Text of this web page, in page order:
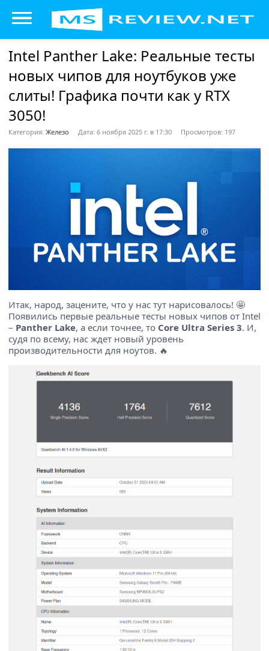
Intel Panther Lake: Реальные тесты
новых чипов для ноутбуков уже
слиты! Графика почти как у RTX
3050!
Категория: Железо Дата: 6 ноября 2025 г. в 17:30 Просмотров: 197
Итак, народ, зацените, что у нас тут нарисовалось! 🤩
Появились первые реальные тесты новых чипов от Intel
– Panther Lake, а если точнее, то Core Ultra Series 3. И,
судя по всему, нас ждет новый уровень
производительности для ноутов. 🔥